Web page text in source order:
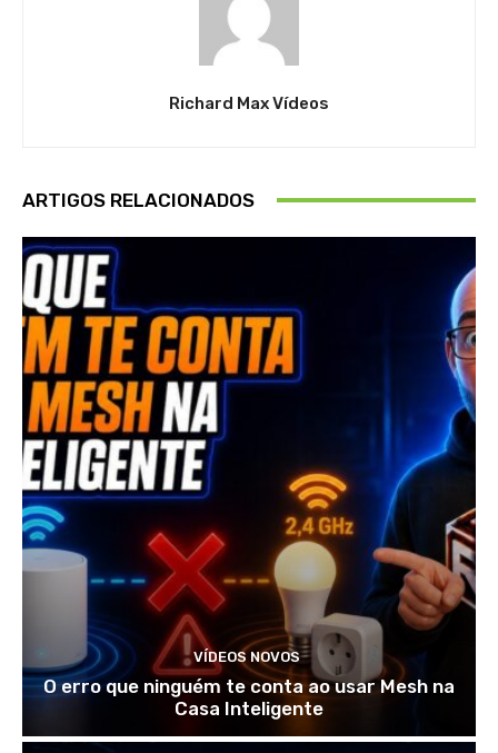
Richard Max Vídeos
ARTIGOS RELACIONADOS
VÍDEOS NOVOS
O erro que ninguém te conta ao usar Mesh na
Casa Inteligente